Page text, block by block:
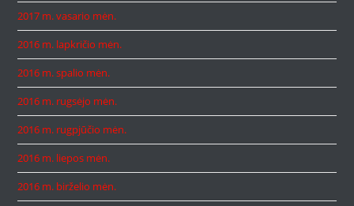
2017 m. vasario mėn.
2016 m. lapkričio mėn.
2016 m. spalio mėn.
2016 m. rugsėjo mėn.
2016 m. rugpjūčio mėn.
2016 m. liepos mėn.
2016 m. birželio mėn.